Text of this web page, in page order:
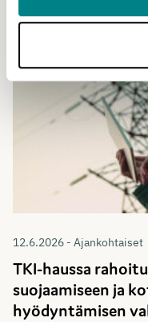
12.6.2026 - Ajankohtaiset
TKI-haussa
suojaamiseen ja
hyödyntämisen